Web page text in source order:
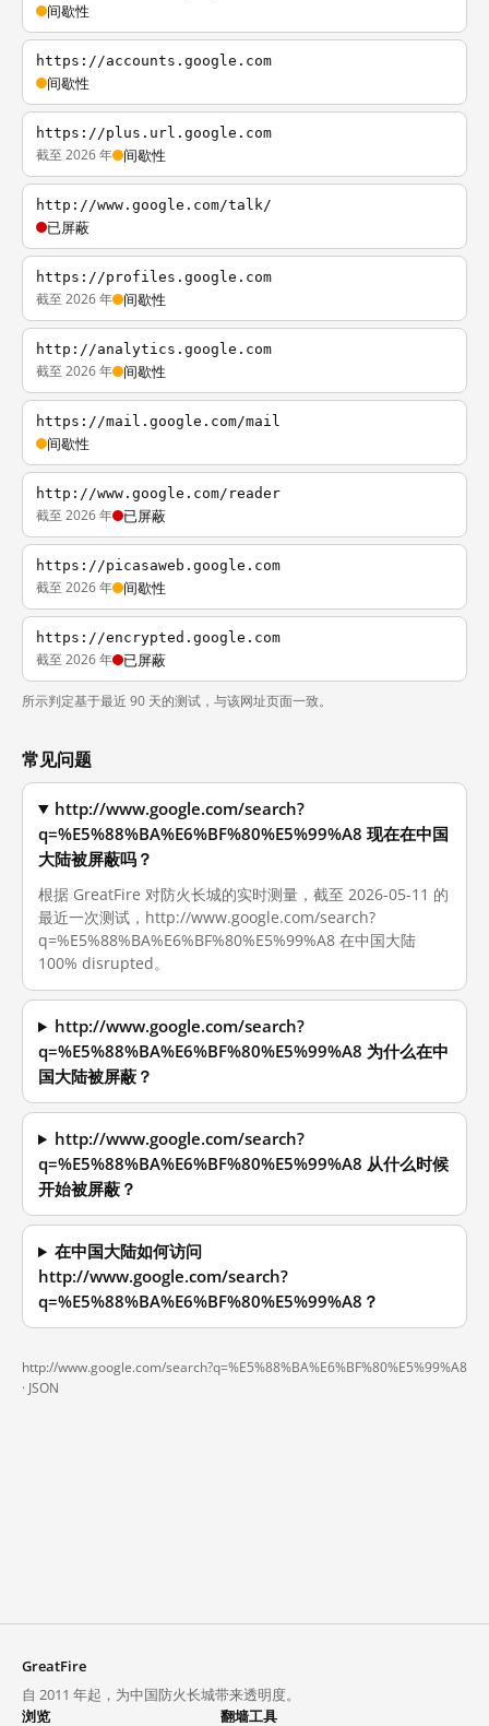
间歇性
https://accounts.google.com
间歇性
https://plus.url.google.com
截至 2026 年 间歇性
http://www.google.com/talk/
已屏蔽
https://profiles.google.com
截至 2026 年 间歇性
http://analytics.google.com
截至 2026 年 间歇性
https://mail.google.com/mail
间歇性
http://www.google.com/reader
截至 2026 年 已屏蔽
https://picasaweb.google.com
截至 2026 年 间歇性
https://encrypted.google.com
截至 2026 年 已屏蔽
所示判定基于最近 90 天的测试，与该网址页面一致。
常见问题
http://www.google.com/search?
q=%E5%88%BA%E6%BF%80%E5%99%A8 现在在中国
大陆被屏蔽吗？
根据 GreatFire 对防火长城的实时测量，截至 2026-05-11 的
最近一次测试，http://www.google.com/search?
q=%E5%88%BA%E6%BF%80%E5%99%A8 在中国大陆
100% disrupted。
http://www.google.com/search?
q=%E5%88%BA%E6%BF%80%E5%99%A8 为什么在中
国大陆被屏蔽？
http://www.google.com/search?
q=%E5%88%BA%E6%BF%80%E5%99%A8 从什么时候
开始被屏蔽？
在中国大陆如何访问
http://www.google.com/search?
q=%E5%88%BA%E6%BF%80%E5%99%A8？
http://www.google.com/search?q=%E5%88%BA%E6%BF%80%E5%99%A8
· JSON
GreatFire
自 2011 年起，为中国防火长城带来透明度。
浏览
翻墙工具